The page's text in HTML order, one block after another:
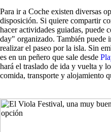
Para ir a Coche existen diversas
disposición. Si quiere compartir
hacer actividades guiadas, puede
day" organizado. También puede
realizar el paseo por la isla. Sin
es en un peñero que sale desde
hará el traslado de ida y vuelta y
comida, transporte y alojamiento